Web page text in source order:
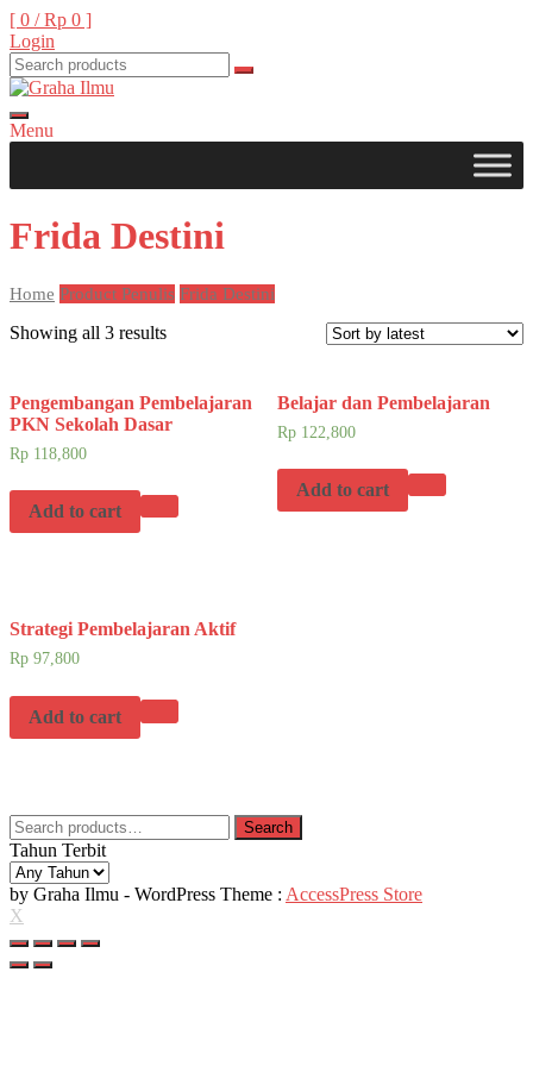
Skip
to
content
[ 0 /Rp 0 ]
Login
Graha Ilmu
Menu
Frida Destini
Home Product Penulis Frida Destini
Showing all 3 results
Pengembangan Pembelajaran
PKN Sekolah Dasar
Rp 118,800
Add to cart
Belajar dan Pembelajaran
Rp122,800
Add to cart
Strategi Pembelajaran Aktif
Rp 97,800
Add to cart
Search
for:
Search
Tahun Terbit
by Graha Ilmu - WordPress Theme : AccessPress Store
X